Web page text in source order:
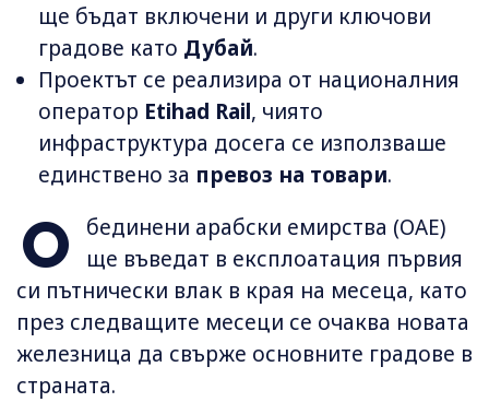
ще бъдат включени и други ключови
градове като Дубай.
Проектът се реализира от националния
оператор Etihad Rail, чиято
инфраструктура досега се използваше
единствено за превоз на товари.
О
бединени арабски емирства (ОАЕ)
ще въведат в експлоатация първия
си пътнически влак в края на месеца, като
през следващите месеци се очаква новата
железница да свърже основните градове в
страната.